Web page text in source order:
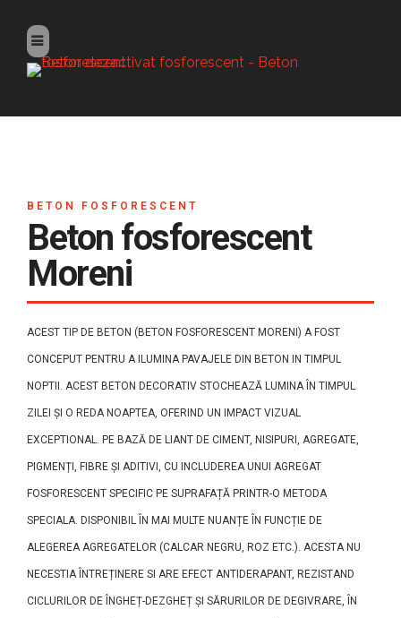
BETON FOSFORESCENT
Beton fosforescent
Moreni
ACEST TIP DE BETON (BETON FOSFORESCENT MORENI) A FOST
CONCEPUT PENTRU A ILUMINA PAVAJELE DIN BETON IN TIMPUL
NOPTII. ACEST BETON DECORATIV STOCHEAZĂ LUMINA ÎN TIMPUL
ZILEI ȘI O REDA NOAPTEA, OFERIND UN IMPACT VIZUAL
EXCEPTIONAL. PE BAZĂ DE LIANT DE CIMENT, NISIPURI, AGREGATE,
PIGMENȚI, FIBRE ȘI ADITIVI, CU INCLUDEREA UNUI AGREGAT
FOSFORESCENT SPECIFIC PE SUPRAFAȚĂ PRINTR-O METODA
SPECIALA. DISPONIBIL ÎN MAI MULTE NUANȚE ÎN FUNCȚIE DE
ALEGEREA AGREGATELOR (CALCAR NEGRU, ROZ ETC.). ACESTA NU
NECESTIA ÎNTREȚINERE SI ARE EFECT ANTIDERAPANT, REZISTAND
CICLURILOR DE ÎNGHEȚ-DEZGHEȚ ȘI SĂRURILOR DE DEGIVRARE, ÎN